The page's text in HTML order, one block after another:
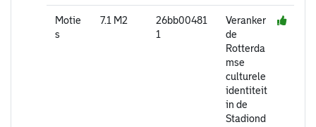
Motie
s
7.1 M2
26bb00481
1
Veranker
de
Rotterda
mse
culturele
identiteit
in de
Stadiond